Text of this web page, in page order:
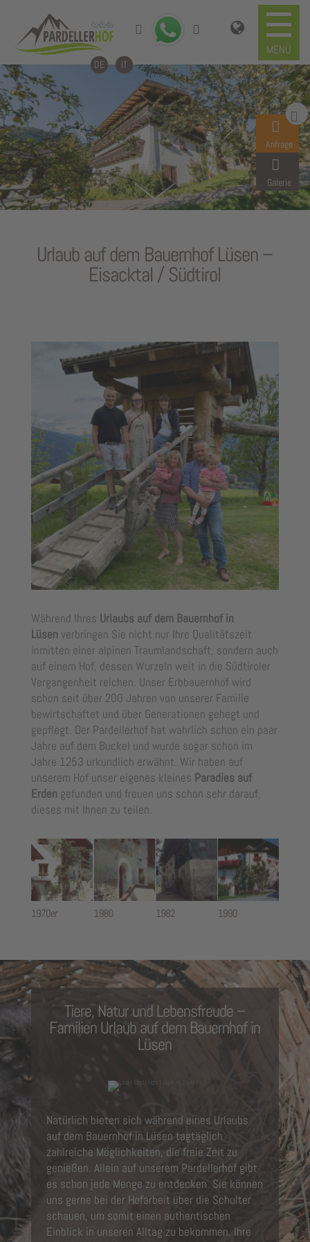
Anfrage
Galerie
DE IT
Urlaub auf dem Bauernhof Lüsen –
Eisacktal / Südtirol
Während Ihres Urlaubs auf dem Bauernhof in
Lüsen verbringen Sie nicht nur Ihre Qualitätszeit
inmitten einer alpinen Traumlandschaft, sondern auch
auf einem Hof, dessen Wurzeln weit in die Südtiroler
Vergangenheit reichen. Unser Erbbauernhof wird
schon seit über 200 Jahren von unserer Familie
bewirtschaftet und über Generationen gehegt und
gepflegt. Der Pardellerhof hat wahrlich schon ein paar
Jahre auf dem Buckel und wurde sogar schon im
Jahre 1253 urkundlich erwähnt. Wir haben auf
unserem Hof unser eigenes kleines Paradies auf
Erden gefunden und freuen uns schon sehr darauf,
dieses mit Ihnen zu teilen.
1970er 1980 1982 1990
Tiere, Natur und Lebensfreude –
Familien Urlaub auf dem Bauernhof in
Lüsen
Natürlich bieten sich während eines Urlaubs
auf dem Bauernhof in Lüsen tagtäglich
zahlreiche Möglichkeiten, die freie Zeit zu
genießen. Allein auf unserem Pardellerhof gibt
es schon jede Menge zu entdecken. Sie können
uns gerne bei der Hofarbeit über die Schulter
schauen, um somit einen authentischen
Einblick in unseren Alltag zu bekommen. Ihre